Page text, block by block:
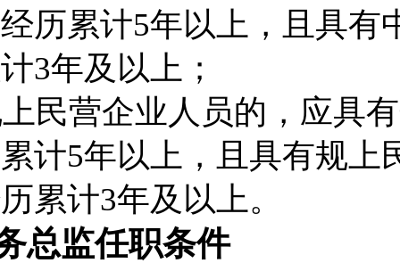
历累计5年以上，且具有
3年及以上 ；
民营企业 人员的，应具有
计5年以上，且具有规上
累计3年及以上。
总监任职条件